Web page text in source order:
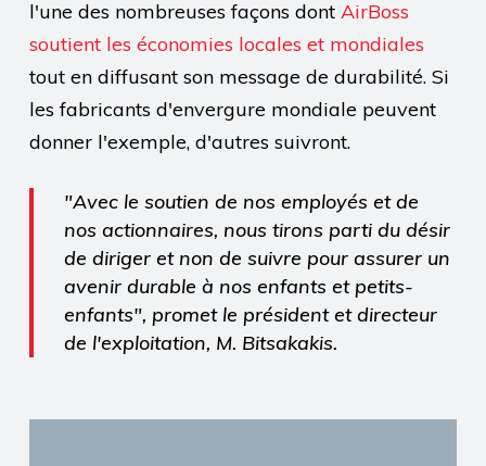
l'une des nombreuses façons dont AirBoss
soutient les économies locales et mondiales
tout en diffusant son message de durabilité. Si
les fabricants d'envergure mondiale peuvent
donner l'exemple, d'autres suivront.
"Avec le soutien de nos employés et de
nos actionnaires, nous tirons parti du désir
de diriger et non de suivre pour assurer un
avenir durable à nos enfants et petits-
enfants", promet le président et directeur
de l'exploitation, M. Bitsakakis.